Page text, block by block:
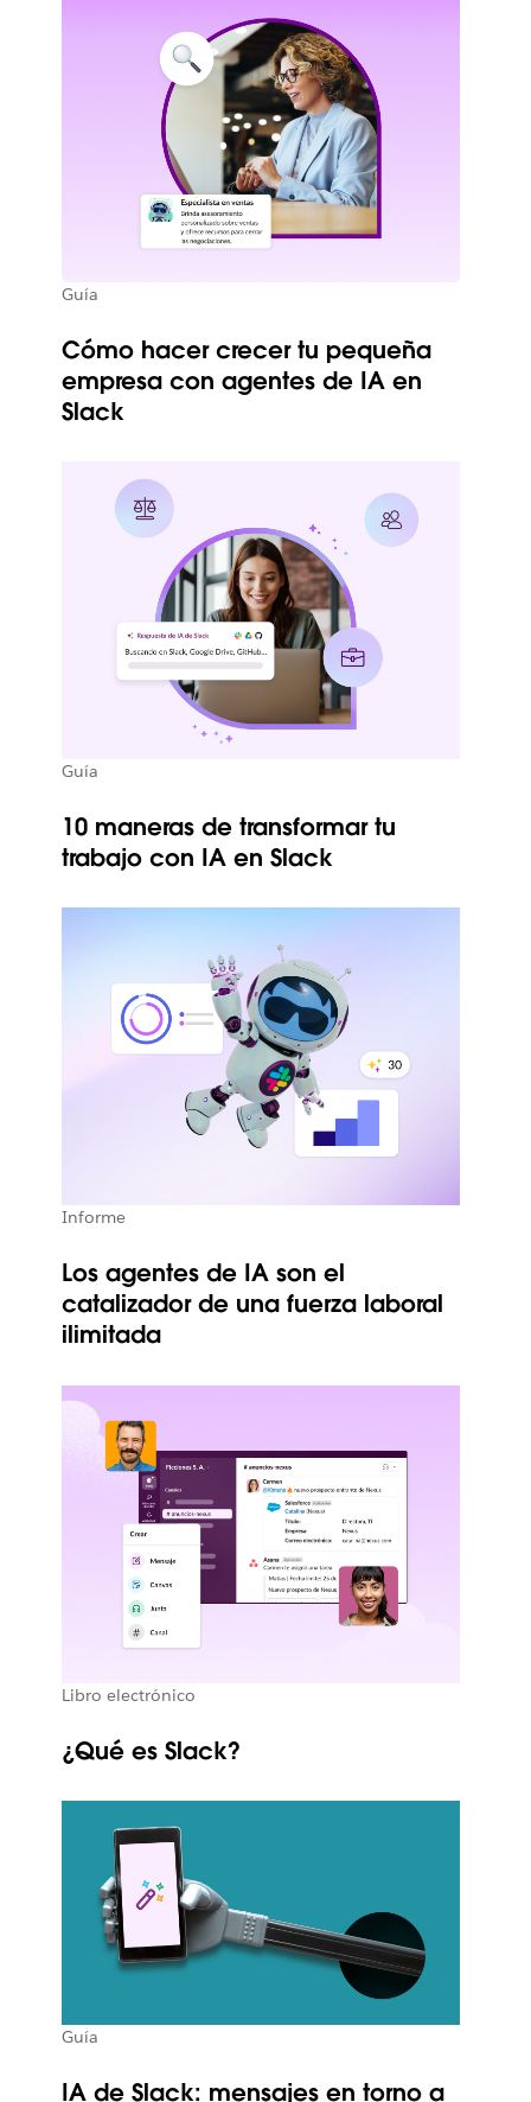
Guía
Cómo hacer crecer tu pequeña
empresa con agentes de IA en
Slack
Guía
10 maneras de transformar tu
trabajo con IA en Slack
Informe
Los agentes de IA son el
catalizador de una fuerza laboral
ilimitada
Libro electrónico
¿Qué es Slack?
Guía
IA de Slack: mensajes en torno a